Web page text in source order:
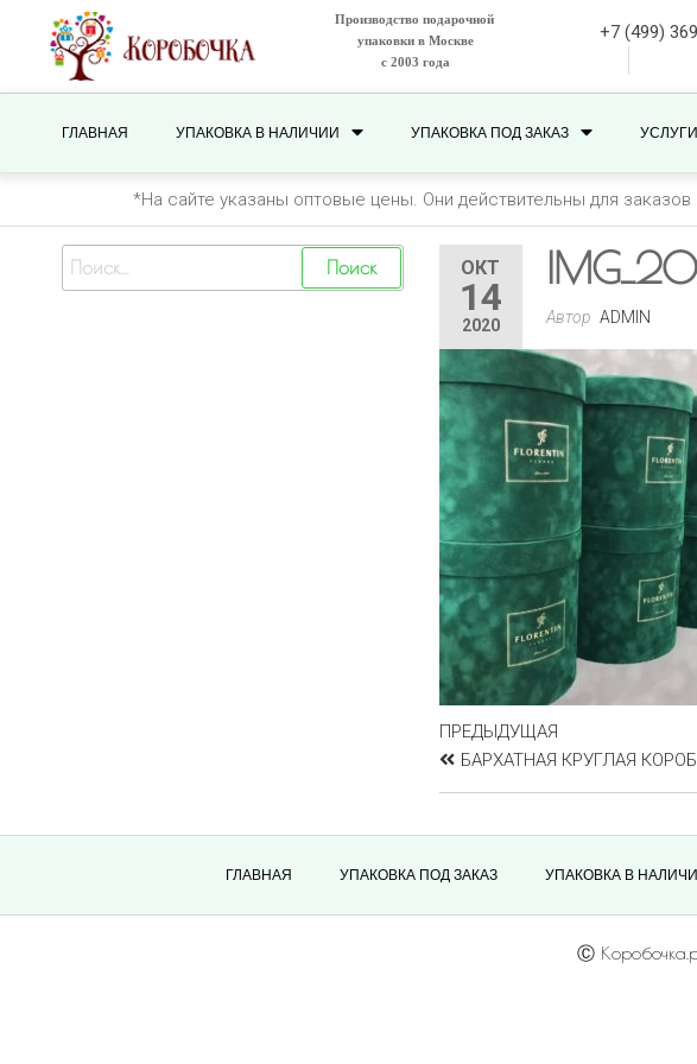
Производство подарочной
упаковки в Москве
с 2003 года
+7 (499)
ГЛАВНАЯ УПАКОВКА В НАЛИЧИИ УПАКОВКА ПОД ЗАКАЗ УСЛУГИ
*На сайте указаны оптовые цены. Они действительны для
ОКТ
14
2020 Автор ADMIN
ПРЕДЫДУЩАЯ
БАРХАТНАЯ КРУГЛАЯ
ГЛАВНАЯ УПАКОВКА ПОД ЗАКАЗ УПАКОВКА В
Ⓒ